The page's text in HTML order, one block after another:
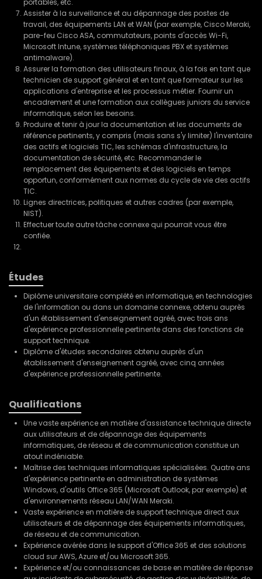
portables, etc.
Assister à la surveillance et au dépannage des postes de
travail, des équipements LAN et WAN (par exemple, Cisco Meraki,
pare-feu Cisco ASA, commutateurs, points d'accès Wi-Fi,
Microsoft Intune, systèmes téléphoniques PBX et systèmes
antimalware).
Assurer la formation des utilisateurs finaux, à la fois en tant que
technicien de support général et en tant que formateur sur les
applications d'entreprise et les processus métier. Fournir un
encadrement et une formation aux collègues juniors du service
informatique, selon les besoins.
Produire et tenir à jour la documentation et les documents de
référence pertinents, y compris (mais sans s'y limiter) l'inventaire
des actifs et logiciels TIC, les schémas d'infrastructure, la
documentation de sécurité, etc. Recommander le
remplacement des équipements et des logiciels en temps
opportun, conformément aux normes du cycle de vie des actifs
TIC.
Lignes directrices, politiques et autres cadres (par exemple,
NIST).
Effectuer toute autre tâche connexe qui pourrait vous être
confiée.
Études
Diplôme universitaire complété en informatique, en technologies
de l'information ou dans un domaine connexe, obtenu auprès
d'un établissement d'enseignement agréé, avec trois ans
d'expérience professionnelle pertinente dans des fonctions de
support technique.
Diplôme d'études secondaires obtenu auprès d'un
établissement d'enseignement agréé, avec cinq années
d'expérience professionnelle pertinente.
Qualifications
Une vaste expérience en matière d'assistance technique directe
aux utilisateurs et de dépannage des équipements
informatiques, de réseau et de communication constitue un
atout indéniable.
Maîtrise des techniques informatiques spécialisées. Quatre ans
d'expérience pertinente en administration de systèmes
Windows, d'outils Office 365 (Microsoft Outlook, par exemple) et
d'environnements réseau LAN/WAN Meraki.
Vaste expérience en matière de support technique direct aux
utilisateurs et de dépannage des équipements informatiques,
de réseau et de communication.
Expérience avérée dans le support d'Office 365 et des solutions
cloud sur AWS, Azure et/ou Microsoft 365.
Expérience et/ou connaissances de base en matière de réponse